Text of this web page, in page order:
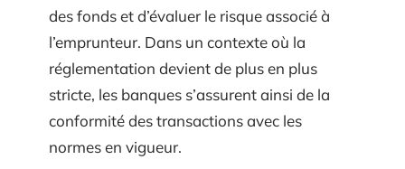
des fonds et d’évaluer le risque associé à
l’emprunteur. Dans un contexte où la
réglementation devient de plus en plus
stricte, les banques s’assurent ainsi de la
conformité des transactions avec les
normes en vigueur.